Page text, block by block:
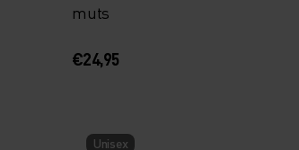
muts
€24,95
Unisex